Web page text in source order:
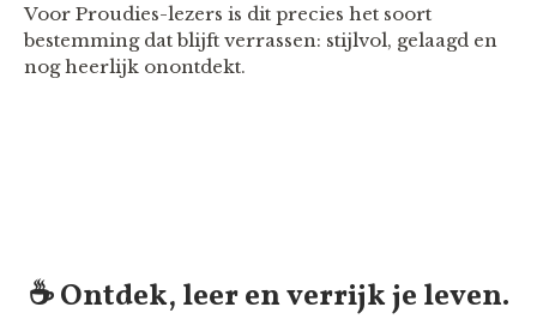
Voor Proudies-lezers is dit precies het soort
bestemming dat blijft verrassen: stijlvol, gelaagd en
nog heerlijk onontdekt.
☕️ Ontdek, leer en verrijk je leven.